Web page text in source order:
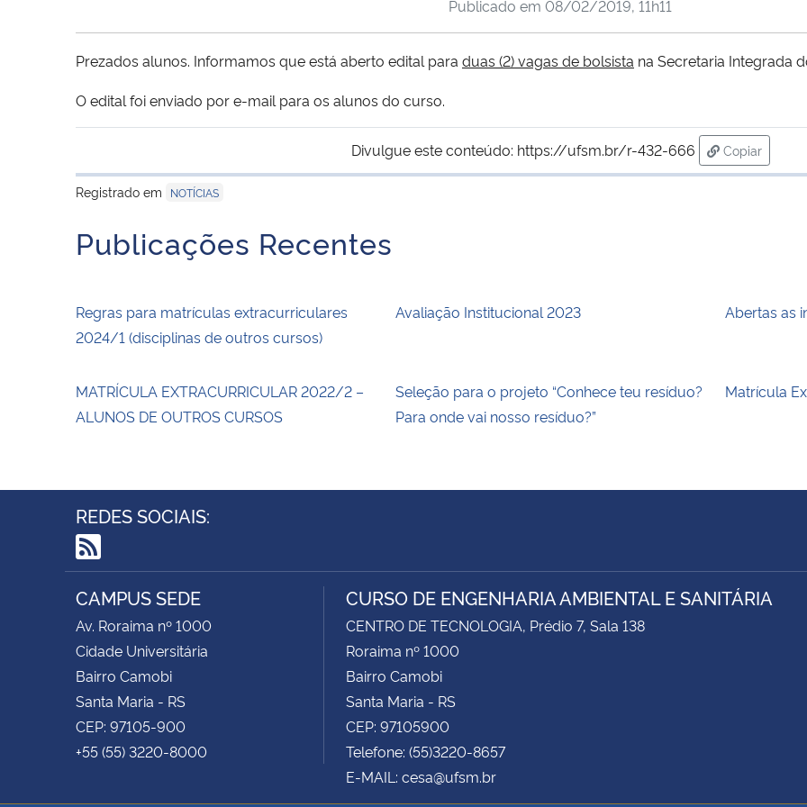
Publicado em 08/02/2019, 11h11
Prezados alunos. Informamos que está aberto edital para duas (2) vagas de bolsista na Secretaria Integrada
O edital foi enviado por e-mail para os alunos do curso.
Divulgue este conteúdo: https://ufsm.br/r-432-666
Copiar
para área
Registrado em
NOTÍCIAS
Publicações Recentes
Regras para matrículas extracurriculares
2024/1 (disciplinas de outros cursos)
Avaliação Institucional 2023 Abertas as
MATRÍCULA EXTRACURRICULAR 2022/2 –
ALUNOS DE OUTROS CURSOS
Seleção para o projeto “Conhece teu resíduo?
Para onde vai nosso resíduo?”
Matrícula
REDES SOCIAIS:
RSS
CAMPUS SEDE
Av. Roraima nº 1000
Cidade Universitária
Bairro Camobi
Santa Maria - RS
CEP: 97105-900
+55 (55) 3220-8000
CURSO DE ENGENHARIA AMBIENTAL E SANITÁRIA
CENTRO DE TECNOLOGIA, Prédio 7, Sala 138
Roraima nº 1000
Bairro Camobi
Santa Maria - RS
CEP: 97105900
Telefone: (55)3220-8657
E-MAIL: cesa@ufsm.br